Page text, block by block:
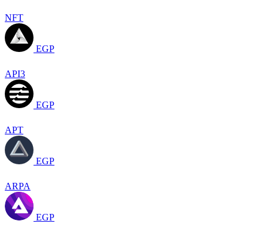
NFT
EGP
API3
EGP
APT
EGP
ARPA
EGP